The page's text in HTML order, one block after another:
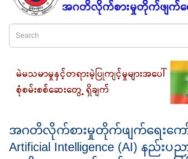
အဂတိလိုက်စားမှုတိုက်ဖျက်ရေးကေ
Artificial Intelligence (AI) နည်းပ